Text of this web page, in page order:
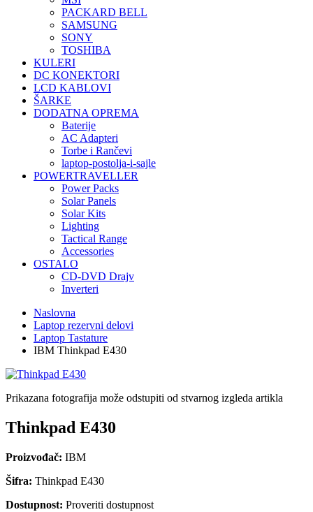
PACKARD BELL
SAMSUNG
SONY
TOSHIBA
KULERI
DC KONEKTORI
LCD KABLOVI
ŠARKE
DODATNA OPREMA
Baterije
AC Adapteri
Torbe i Rančevi
laptop-postolja-i-sajle
POWERTRAVELLER
Power Packs
Solar Panels
Solar Kits
Lighting
Tactical Range
Accessories
OSTALO
CD-DVD Drajv
Inverteri
Naslovna
Laptop rezervni delovi
Laptop Tastature
IBM Thinkpad E430
Prikazana fotografija može odstupiti od stvarnog izgleda artikla
Thinkpad E430
Proizvođač: IBM
Šifra: Thinkpad E430
Dostupnost: Proveriti dostupnost